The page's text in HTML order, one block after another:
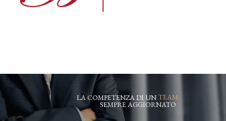
LA COMPETENZA DI UN
SEMPRE AGGIORNATO
TEAM